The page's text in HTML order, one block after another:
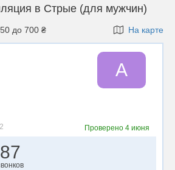
в Стрые (для мужчин)
до 700 ₴ На карте
A
Проверено4 июня
87